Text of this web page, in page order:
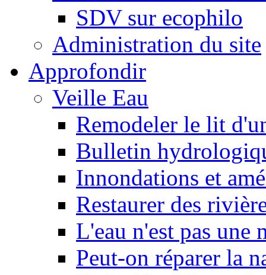
SDV sur ecophilo
Administration du site
Approfondir
Veille Eau
Remodeler le lit
Bulletin
Innondations et
Restaurer des
L'eau n'est pas une
Peut-on réparer la